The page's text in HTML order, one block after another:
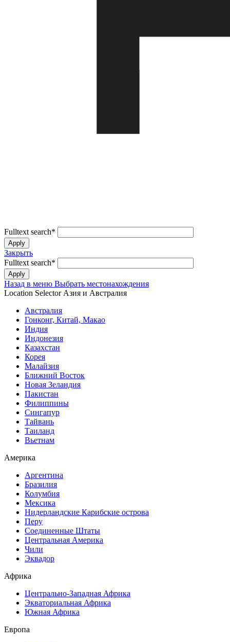
Fulltext search*
Закрыть
Fulltext search*
Назад в меню Выбрать местонахождения
Location Selector Азия и Австралия
Австралия
Гонконг, Китай, Макао
Индия
Индонезия
Казахстан
Корея
Малайзия
Ближний Восток
Новая Зеландия
Пакистан
Филиппины
Сингапур
Тайвань
Таиланд
Вьетнам
Америка
Аргентина
Бразилия
Колумбия
Мексика
Нидерландские Карибские острова
Перу
Соединенные Штаты
Центральная Америка
Чили
Эквадор
Африка
Центрально-Западная Африка
Экваториальная Африка
Южная Африка
Европа